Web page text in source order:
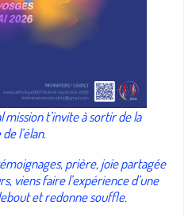
mission t’invite à sortir de la
l’élan.
prière, joie partagée
viens faire l’expérience d’une
et redonne souffle.